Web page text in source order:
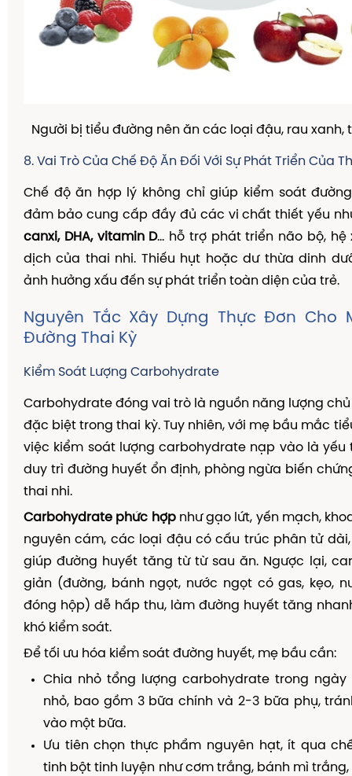
Người bị tiểu đường nên ăn các loại đậu, rau xanh,
8. Vai Trò Của Chế Độ Ăn Đối Với Sự Phát Triển Của
Chế độ ăn hợp lý không chỉ giúp kiểm soát
đảm bảo cung cấp đầy đủ các vi chất thiết yếu
canxi, DHA, vitamin D... hỗ trợ phát triển não bộ, hệ
dịch của thai nhi. Thiếu hụt hoặc dư thừa dinh
ảnh hưởng xấu đến sự phát triển toàn diện của trẻ.
Nguyên Tắc Xây Dựng Thực Đơn Cho
Đường Thai Kỳ
Kiểm Soát Lượng Carbohydrate
Carbohydrate đóng vai trò là nguồn năng lượng chủ
đặc biệt trong thai kỳ. Tuy nhiên, với mẹ bầu mắc
việc kiểm soát lượng carbohydrate nạp vào là yếu
duy trì đường huyết ổn định, phòng ngừa biến
thai nhi.
Carbohydrate phức hợpnhư gạo lứt, yến mạch,
nguyên cám, các loại đậu có cấu trúc phân tử
giúp đường huyết tăng từ từ sau ăn. Ngược lại,
giản (đường, bánh ngọt, nước ngọt có gas, kẹo,
đóng hộp) dễ hấp thu, làm đường huyết tăng
khó kiểm soát.
Để tối ưu hóa kiểm soát đường huyết, mẹ bầu cần:
Chia nhỏ tổng lượng carbohydrate trong
nhỏ, bao gồm 3 bữa chính và 2-3 bữa phụ,
vào một bữa.
Ưu tiên chọn thực phẩm nguyên hạt, ít qua
tinh bột tinh luyện như cơm trắng, bánh mì trắng,